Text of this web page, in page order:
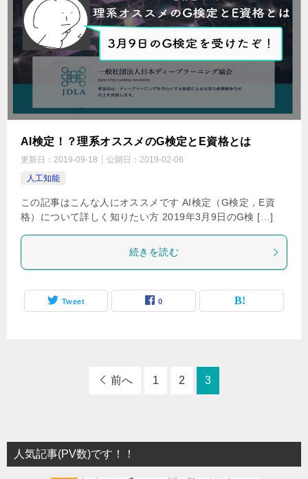
AI検定！？理系オススメのG検定とE資格とは
更新日： 2019-09-18 公開日： 2019-02-06
人工知能
この記事はこんな人にオススメです AI検定（G検定，E資
格）について詳しく知りたい方 2019年3月9日のG検 […]
続きを読む
Tweet 0
前へ 1 2 3
人気記事(PV数)です！！